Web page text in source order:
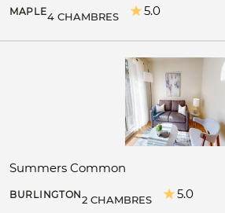
MAPLE4 CHAMBRES 5.0
Summers Common
BURLINGTON2 CHAMBRES 5.0